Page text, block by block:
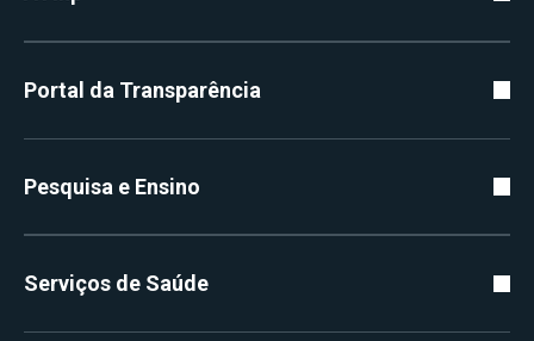
Portal da Transparência
Pesquisa e Ensino
Serviços de Saúde